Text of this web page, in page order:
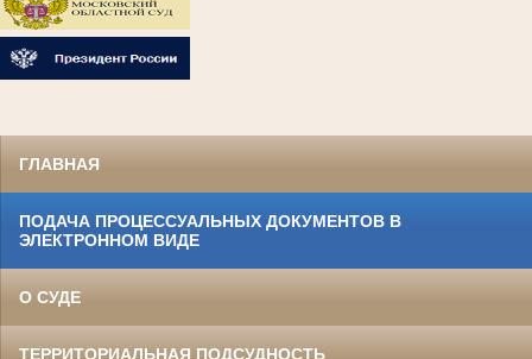
ГЛАВНАЯ
ПОДАЧА ПРОЦЕССУАЛЬНЫХ ДОКУМЕНТОВ В
ЭЛЕКТРОННОМ ВИДЕ
О СУДЕ
ТЕРРИТОРИАЛЬНАЯ ПОДСУДНОСТЬ